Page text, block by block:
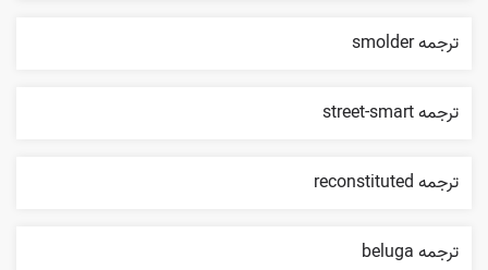
ترجمه smolder
ترجمه street-smart
ترجمه reconstituted
ترجمه beluga